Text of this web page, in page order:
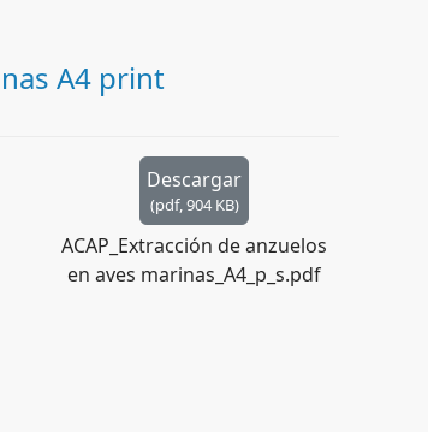
A4 print
Descargar
(pdf,904 KB)
ACAP_Extracción de anzuelos
en aves marinas_A4_p_s.pdf